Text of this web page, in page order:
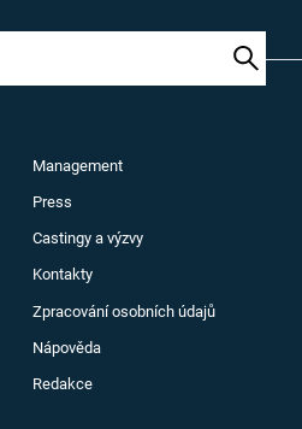
Management
Press
Castingy a výzvy
Kontakty
Zpracování osobních údajů
Nápověda
Redakce